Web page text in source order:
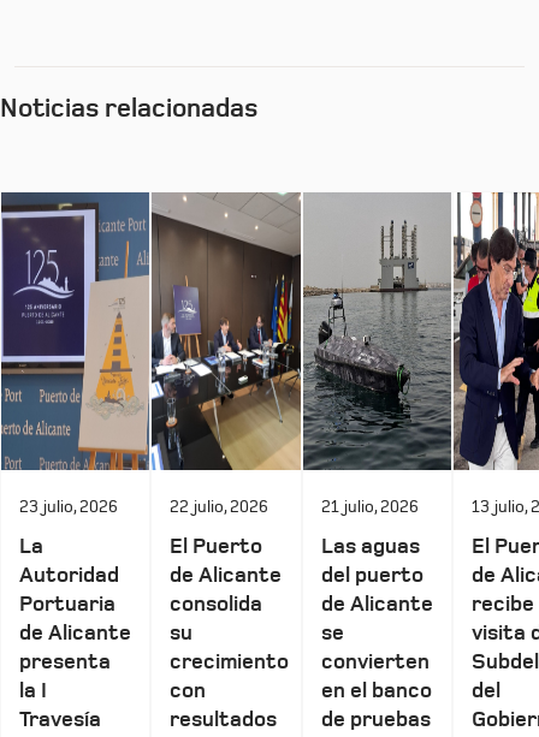
Noticias relacionadas
23 julio, 2026
La
Autoridad
Portuaria
de Alicante
presenta
la I
Travesía
22 julio, 2026
El Puerto
de Alicante
consolida
su
crecimiento
con
resultados
21 julio, 2026
Las aguas
del puerto
de Alicante
se
convierten
en el banco
de pruebas
13 julio,
El
de
recibe
visita
del